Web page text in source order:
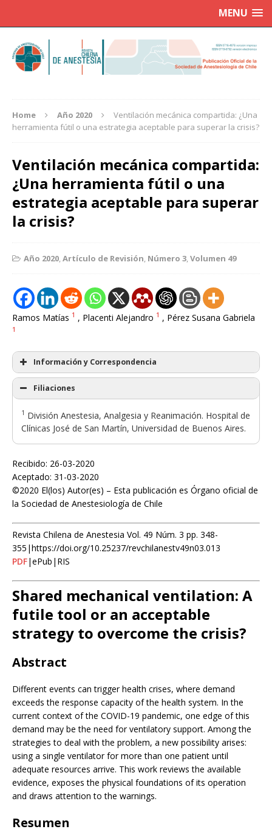
MENU
Home Año 2020
Ventilación mecánica compartida: ¿Una
herramienta fútil o una estrategia aceptable para superar la crisis?
Ventilación mecánica compartida:
¿Una herramienta fútil o una
estrategia aceptable para superar
la crisis?
Año 2020,Artículo de Revisión, Número 3,Volumen 49
Ramos Matías 1 , Placenti Alejandro 1 , Pérez Susana Gabriela
1
Información y Correspondencia
Filiaciones
1 División Anestesia, Analgesia y Reanimación. Hospital de
Clínicas José de San Martín, Universidad de Buenos Aires.
Recibido: 26-03-2020
Aceptado: 31-03-2020
©2020 El(los) Autor(es) – Esta publicación es Órgano oficial de
la Sociedad de Anestesiología de Chile
Revista Chilena de Anestesia Vol. 49 Núm. 3 pp. 348-
355|https://doi.org/10.25237/revchilanestv49n03.013
PDF|ePub|RIS
Shared mechanical ventilation: A
futile tool or an acceptable
strategy to overcome the crisis?
Abstract
Different events can trigger health crises, where demand
exceeds the response capacity of the health system. In the
current context of the COVID-19 pandemic, one edge of this
demand may be the need for ventilatory support. Among the
strategies to deal with the problem, a new possibility arises:
using a single ventilator for more than one patient until
adequate resources arrive. This work reviews the available
evidence, exposes the physical foundations of its operation
and draws attention to the warnings.
Resumen